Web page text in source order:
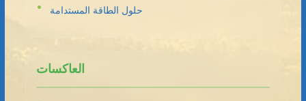
حلول الطاقة المستدامة
العاكسات